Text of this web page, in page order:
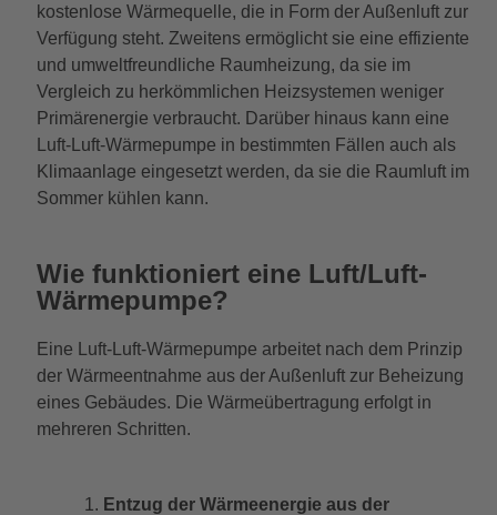
kostenlose Wärmequelle, die in Form der Außenluft zur
Verfügung steht. Zweitens ermöglicht sie eine effiziente
und umweltfreundliche Raumheizung, da sie im
Vergleich zu herkömmlichen Heizsystemen weniger
Primärenergie verbraucht. Darüber hinaus kann eine
Luft-Luft-Wärmepumpe in bestimmten Fällen auch als
Klimaanlage eingesetzt werden, da sie die Raumluft im
Sommer kühlen kann.
Wie funktioniert eine Luft/Luft-
Wärmepumpe?
Eine Luft-Luft-Wärmepumpe arbeitet nach dem Prinzip
der Wärmeentnahme aus der Außenluft zur Beheizung
eines Gebäudes. Die Wärmeübertragung erfolgt in
mehreren Schritten.
Entzug der Wärmeenergie aus der